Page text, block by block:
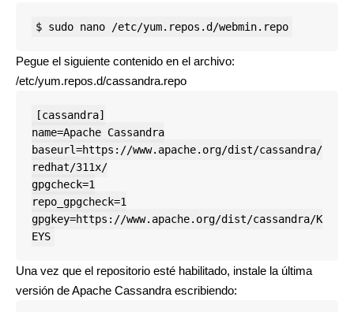
$ sudo nano /etc/yum.repos.d/webmin.repo
Pegue el siguiente contenido en el archivo:
/etc/yum.repos.d/cassandra.repo
[cassandra]
name=Apache Cassandra
baseurl=https://www.apache.org/dist/cassandra/
redhat/311x/
gpgcheck=1
repo_gpgcheck=1
gpgkey=https://www.apache.org/dist/cassandra/K
EYS
Una vez que el repositorio esté habilitado, instale la última
versión de Apache Cassandra escribiendo: